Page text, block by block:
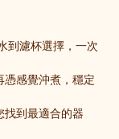
到濾杯選擇，一次
感覺沖煮，穩定
找到最適合的器